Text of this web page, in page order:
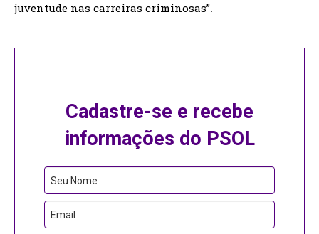
juventude nas carreiras criminosas”.
Cadastre-se e recebe
informações do PSOL
Seu Nome
Email